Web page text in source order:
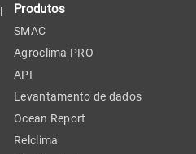
Produtos
SMAC
Agroclima PRO
API
Levantamento de dados
Ocean Report
Relclima